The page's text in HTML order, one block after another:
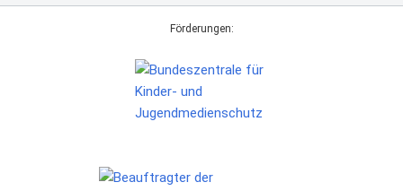
Förderungen: